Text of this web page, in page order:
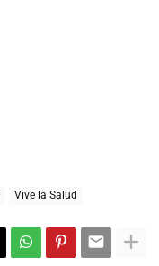
Vive la Salud